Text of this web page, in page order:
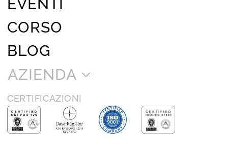
EVENTI
CORSO
BLOG
AZIENDA
CERTIFICAZIONI